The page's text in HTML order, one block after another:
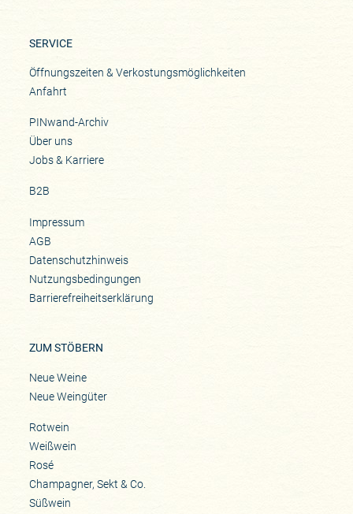
SERVICE
Öffnungszeiten & Verkostungsmöglichkeiten
Anfahrt
PINwand-Archiv
Über uns
Jobs & Karriere
B2B
Impressum
AGB
Datenschutzhinweis
Nutzungsbedingungen
Barrierefreiheitserklärung
ZUM STÖBERN
Neue Weine
Neue Weingüter
Rotwein
Weißwein
Rosé
Champagner, Sekt & Co.
Süßwein